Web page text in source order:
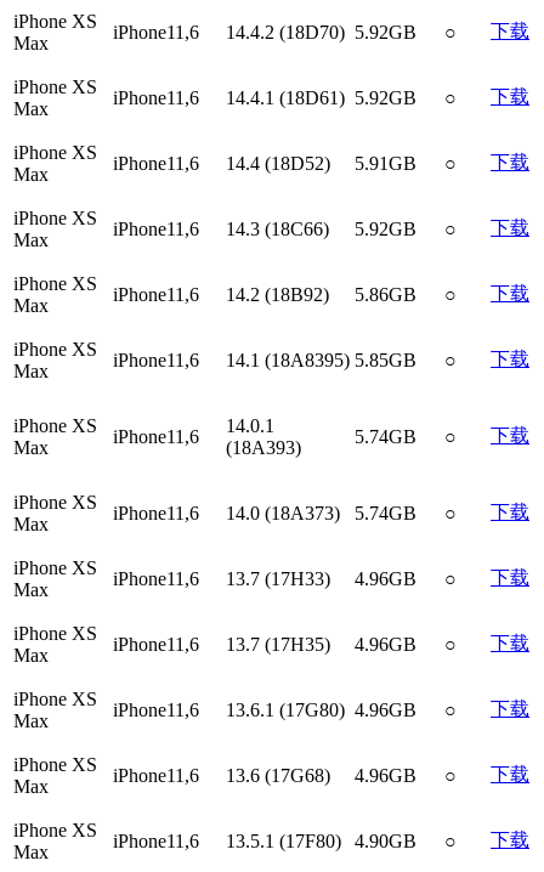
iPhone XS
Max
iPhone11,6 14.4.2 (18D70) 5.92GB ○ 下载
iPhone XS
Max
iPhone11,6 14.4.1 (18D61) 5.92GB ○ 下载
iPhone XS
Max
iPhone11,6 14.4 (18D52) 5.91GB ○ 下载
iPhone XS
Max
iPhone11,6 14.3 (18C66) 5.92GB ○ 下载
iPhone XS
Max
iPhone11,6 14.2 (18B92) 5.86GB ○ 下载
iPhone XS
Max
iPhone11,6 14.1 (18A8395) 5.85GB ○ 下载
iPhone XS
Max
iPhone11,6
14.0.1
(18A393)
5.74GB ○ 下载
iPhone XS
Max
iPhone11,6 14.0 (18A373) 5.74GB ○ 下载
iPhone XS
Max
iPhone11,6 13.7 (17H33) 4.96GB ○ 下载
iPhone XS
Max
iPhone11,6 13.7 (17H35) 4.96GB ○ 下载
iPhone XS
Max
iPhone11,6 13.6.1 (17G80) 4.96GB ○ 下载
iPhone XS
Max
iPhone11,6 13.6 (17G68) 4.96GB ○ 下载
iPhone XS
Max
iPhone11,6 13.5.1 (17F80) 4.90GB ○ 下载